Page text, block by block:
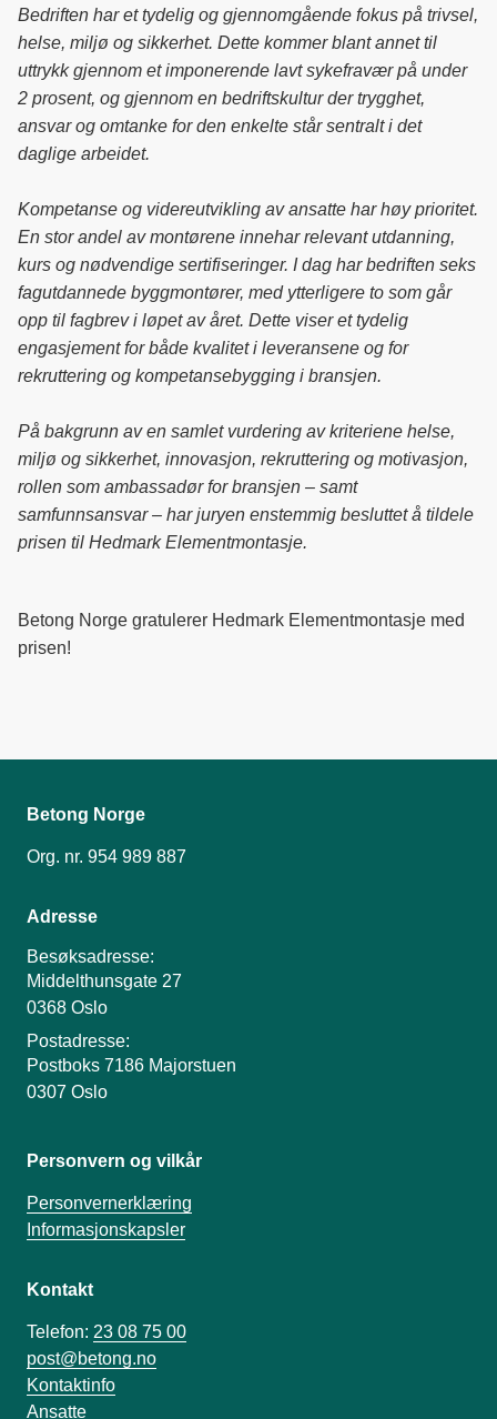
Bedriften har et tydelig og gjennomgående fokus på trivsel,
helse, miljø og sikkerhet. Dette kommer blant annet til
uttrykk gjennom et imponerende lavt sykefravær på under
2 prosent, og gjennom en bedriftskultur der trygghet,
ansvar og omtanke for den enkelte står sentralt i det
daglige arbeidet.
Kompetanse og videreutvikling av ansatte har høy prioritet.
En stor andel av montørene innehar relevant utdanning,
kurs og nødvendige sertifiseringer. I dag har bedriften seks
fagutdannede byggmontører, med ytterligere to som går
opp til fagbrev i løpet av året. Dette viser et tydelig
engasjement for både kvalitet i leveransene og for
rekruttering og kompetansebygging i bransjen.
På bakgrunn av en samlet vurdering av kriteriene helse,
miljø og sikkerhet, innovasjon, rekruttering og motivasjon,
rollen som ambassadør for bransjen – samt
samfunnsansvar – har juryen enstemmig besluttet å tildele
prisen til Hedmark Elementmontasje.
Betong Norge gratulerer Hedmark Elementmontasje med
prisen!
Betong Norge
Org. nr. 954 989 887
Adresse
Besøksadresse:
Middelthunsgate 27
0368 Oslo
Postadresse:
Postboks 7186 Majorstuen
0307 Oslo
Personvern og vilkår
Personvernerklæring
Informasjonskapsler
Kontakt
Telefon: 23 08 75 00
post@betong.no
Kontaktinfo
Ansatte